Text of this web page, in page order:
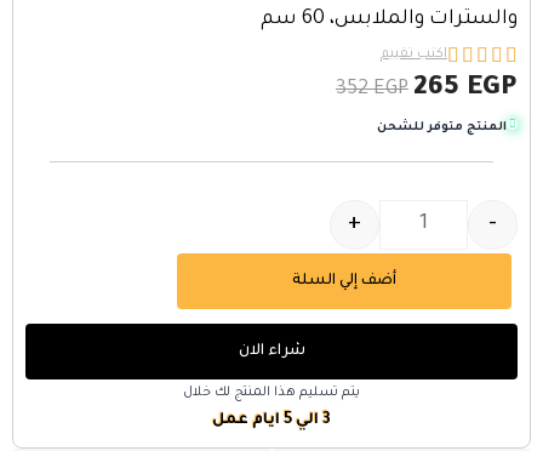
والسترات والملابس، 60 سم




اكتب تقييم
352EGP 265 EGP
المنتج متوفر للشحن
-
+
أضف إلي السلة
شراء الان
يتم تسليم هذا المنتج لك خلال
3 الي 5 ايام عمل